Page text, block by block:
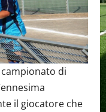
di
il giocatore che